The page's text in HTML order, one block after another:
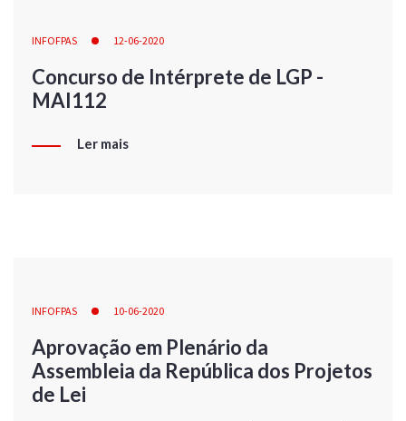
INFOFPAS 12-06-2020
Concurso de Intérprete de LGP -
MAI112
Ler mais
INFOFPAS 10-06-2020
Aprovação em Plenário da
Assembleia da República dos Projetos
de Lei